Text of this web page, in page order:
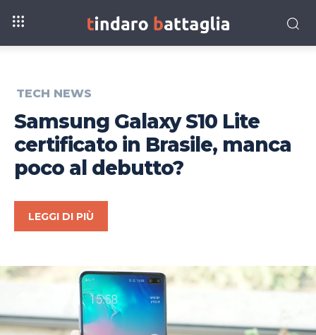
TECH NEWS
Samsung Galaxy S10 Lite
certificato in Brasile, manca
poco al debutto?
LEGGI DI PIÙ